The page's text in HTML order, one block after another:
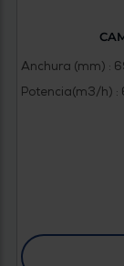
Anchura (mm) :
Potencia(m3/h) :